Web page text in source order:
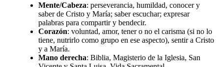
Mente/Cabeza: perseverancia, humildad, conocer y
saber de Cristo y María; saber escuchar; expresar
palabras para compartir y bendecir.
Corazón: voluntad, amor, tener o no el carisma (si no lo
tiene, nutrirlo como grupo en ese aspecto), sentir a Cristo
y a María.
Mano derecha: Biblia, Magisterio de la Iglesia, San